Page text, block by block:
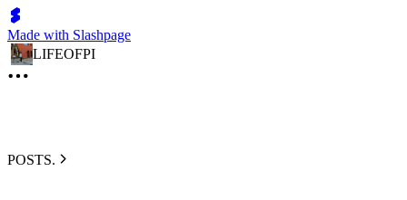
Made with Slashpage
LIFEOFPI
POSTS.